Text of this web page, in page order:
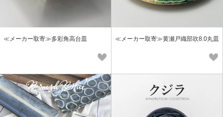
≪メーカー取寄≫多彩角高台皿 ≪メーカー取寄≫黄瀬戸織部吹8.0丸皿